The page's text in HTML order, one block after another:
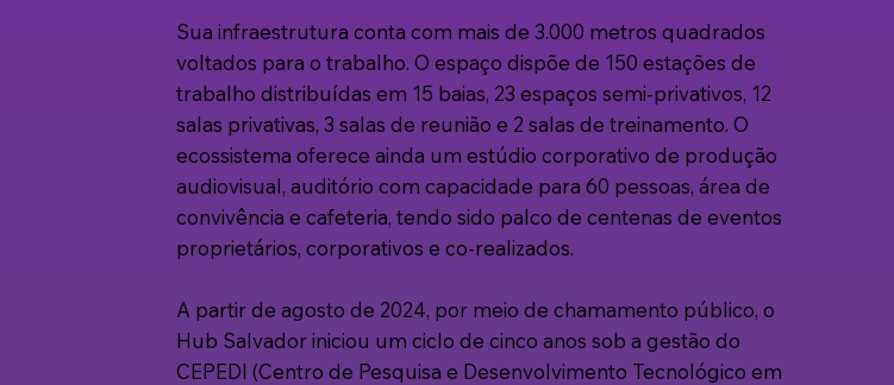
Sua infraestrutura conta com mais de 3.000 metros quadrados
voltados para o trabalho. O espaço dispõe de 150 estações de
trabalho distribuídas em 15 baias, 23 espaços semi-privativos, 12
salas privativas, 3 salas de reunião e 2 salas de treinamento. O
ecossistema oferece ainda um estúdio corporativo de produção
audiovisual, auditório com capacidade para 60 pessoas, área de
convivência e cafeteria, tendo sido palco de centenas de eventos
proprietários, corporativos e co-realizados.
A partir de agosto de 2024, por meio de chamamento público, o
Hub Salvador iniciou um ciclo de cinco anos sob a gestão do
CEPEDI (Centro de Pesquisa e Desenvolvimento Tecnológico em